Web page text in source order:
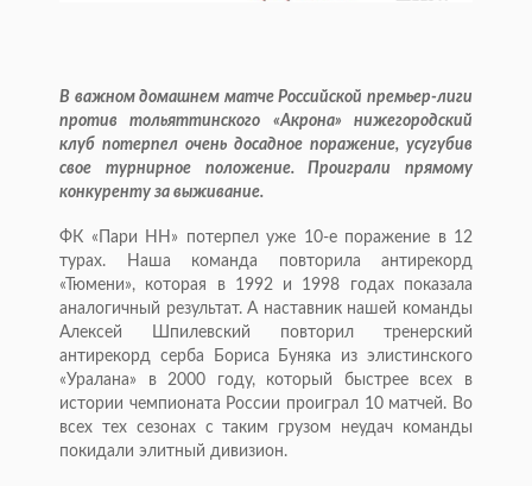
В важном домашнем матче Российской премьер-лиги
против тольяттинского «Акрона» нижегородский
клуб потерпел очень досадное поражение, усугубив
свое турнирное положение. Проиграли прямому
конкуренту за выживание.
ФК «Пари НН» потерпел уже 10-е поражение в 12
турах. Наша команда повторила антирекорд
«Тюмени», которая в 1992 и 1998 годах показала
аналогичный результат. А наставник нашей команды
Алексей Шпилевский повторил тренерский
антирекорд серба Бориса Буняка из элистинского
«Уралана» в 2000 году, который быстрее всех в
истории чемпионата России проиграл 10 матчей. Во
всех тех сезонах с таким грузом неудач команды
покидали элитный дивизион.